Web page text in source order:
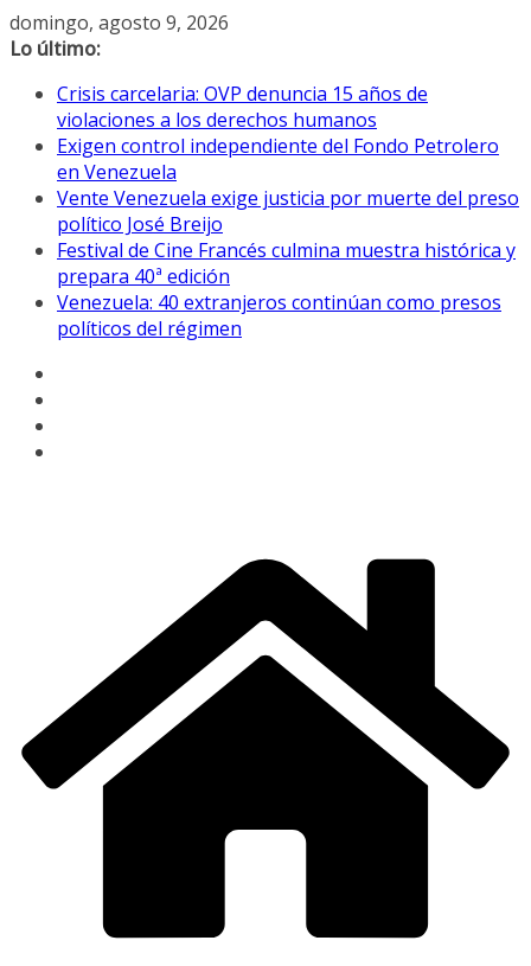
Saltar
al
domingo, agosto 9, 2026
Lo último:
Crisis carcelaria: OVP denuncia 15 años de
violaciones a los derechos humanos
Exigen control independiente del Fondo Petrolero
en Venezuela
Vente Venezuela exige justicia por muerte del preso
político José Breijo
Festival de Cine Francés culmina muestra histórica y
prepara 40ª edición
Venezuela: 40 extranjeros continúan como presos
políticos del régimen